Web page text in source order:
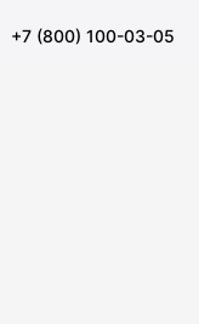
+7 (800) 100-03-05